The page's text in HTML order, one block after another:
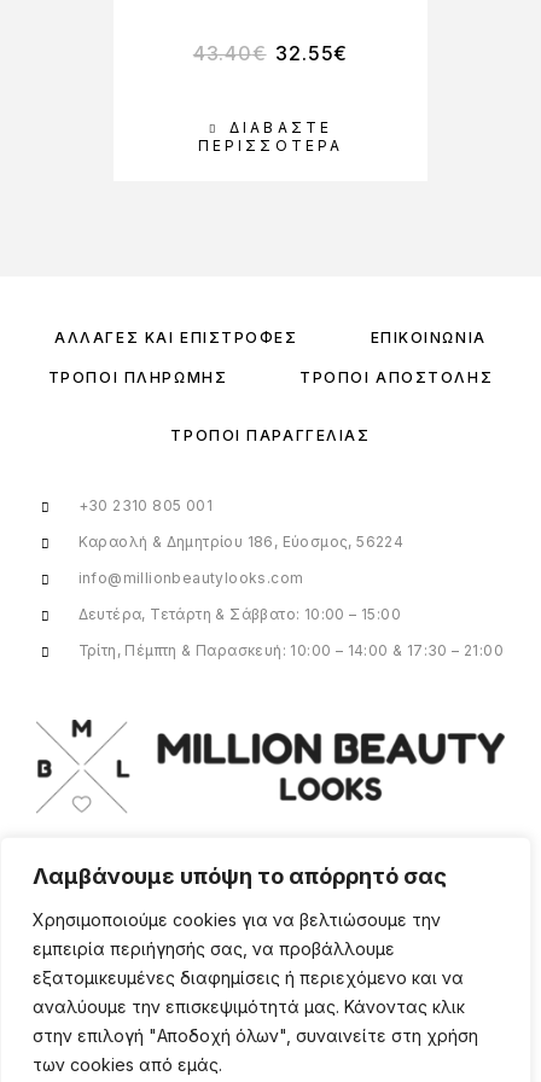
Λαμβάνουμε υπόψη το απόρρητό σας
Χρησιμοποιούμε cookies για να βελτιώσουμε την
εμπειρία περιήγησής σας, να προβάλλουμε
εξατομικευμένες διαφημίσεις ή περιεχόμενο και να
αναλύουμε την επισκεψιμότητά μας. Κάνοντας κλικ
στην επιλογή "Αποδοχή όλων", συναινείτε στη χρήση
των cookies από εμάς.
ΔΙΑΒΆΣΤΕ
ΠΕΡΙΣΣΌΤΕΡΑ
43.40€ 32.55€
ΑΛΛΑΓΈΣ ΚΑΙ ΕΠΙΣΤΡΟΦΈΣ ΕΠΙΚΟΙΝΩΝΊΑ
ΤΡΌΠΟΙ ΠΛΗΡΩΜΉΣ ΤΡΌΠΟΙ ΑΠΟΣΤΟΛΉΣ
ΤΡΌΠΟΙ ΠΑΡΑΓΓΕΛΊΑΣ
+30 2310 805 001
Καραολή & Δημητρίου 186, Εύοσμος, 56224
info@millionbeautylooks.com
Δευτέρα, Τετάρτη & Σάββατο: 10:00 – 15:00
Τρίτη, Πέμπτη & Παρασκευή: 10:00 – 14:00 & 17:30 – 21:00
Για οποιαδήποτε ερώτηση ή πληροφορία,
υποστηρίξει. Θα χαρούμε να σας
βοηθήσουμε.
ΠΕΡΙΣΣΌΤΕΡΑ